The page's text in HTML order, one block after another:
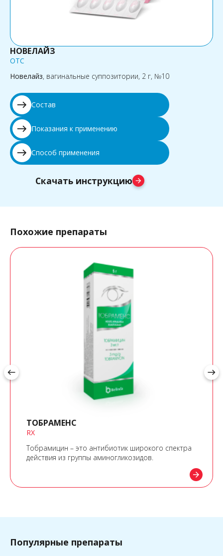
НОВЕЛАЙЗ
OTC
Новелайз, вагинальные суппозитории, 2 г, №10
east Состав
east Показания к применению
east Способ применения
Скачать инструкцию arrow_forward
Похожие препараты
ТОБРАМЕНС
RX
Тобрамицин – это антибиотик широкого спектра
действия из группы аминогликозидов.
arrow_forward
west east
Популярные препараты